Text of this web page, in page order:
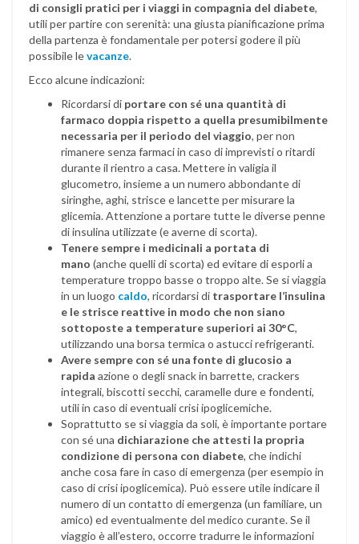
di consigli pratici per i viaggi in compagnia del diabete,
utili per partire con serenità: una giusta pianificazione prima
della partenza è fondamentale per potersi godere il più
possibile levacanze.
Ecco alcune indicazioni:
Ricordarsi di portare con sé una quantità di
farmaco doppia rispetto a quella presumibilmente
necessaria per il periodo del viaggio, per non
rimanere senza farmaci in caso di imprevisti o ritardi
durante il rientro a casa. Mettere in valigia il
glucometro, insieme a un numero abbondante di
siringhe, aghi, strisce e lancette per misurare la
glicemia. Attenzione a portare tutte le diverse penne
di insulina utilizzate (e averne di scorta).
Tenere sempre i medicinali a portata di
mano (anche quelli di scorta) ed evitare di esporli a
temperature troppo basse o troppo alte. Se si viaggia
in un luogo caldo, ricordarsi di trasportare l’insulina
e le strisce reattive in modo che non siano
sottoposte a temperature superiori ai 30°C,
utilizzando una borsa termica o astucci refrigeranti.
Avere sempre con sé una fonte di glucosio a
rapida azione o degli snack in barrette, crackers
integrali, biscotti secchi, caramelle dure e fondenti,
utili in caso di eventuali crisi ipoglicemiche.
Soprattutto se si viaggia da soli, è importante portare
con sé una dichiarazione che attesti la propria
condizione di persona con diabete, che indichi
anche cosa fare in caso di emergenza (per esempio in
caso di crisi ipoglicemica). Può essere utile indicare il
numero di un contatto di emergenza (un familiare, un
amico) ed eventualmente del medico curante. Se il
viaggio è all’estero, occorre tradurre le informazioni